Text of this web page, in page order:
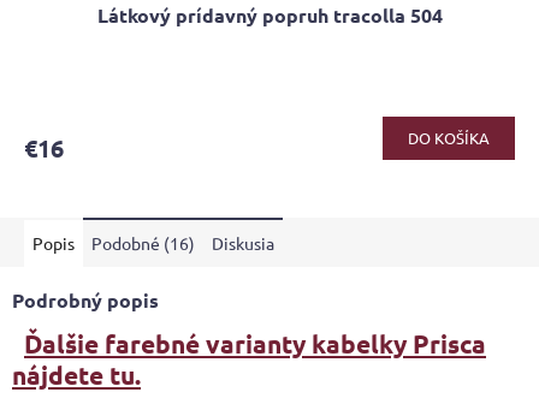
Látkový prídavný popruh tracolla 504
€16 DO KOŠÍKA
Popis Podobné (16) Diskusia
Podrobný popis
Ďalšie farebné varianty kabelky Prisca
nájdete tu.